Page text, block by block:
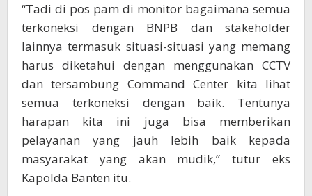
“Tadi di pos pam di monitor bagaimana semua
terkoneksi dengan BNPB dan stakeholder
lainnya termasuk situasi-situasi yang memang
harus diketahui dengan menggunakan CCTV
dan tersambung Command Center kita lihat
semua terkoneksi dengan baik. Tentunya
harapan kita ini juga bisa memberikan
pelayanan yang jauh lebih baik kepada
masyarakat yang akan mudik,” tutur eks
Kapolda Banten itu.